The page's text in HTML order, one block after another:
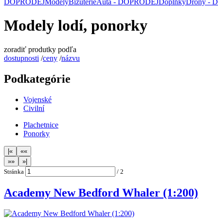
DOPRODEJModelyBižuterieAuta - DOPRODEJDoplňkyDrony -
Modely lodí, ponorky
zoradiť produtky podľa
dostupnosti /ceny /názvu
Podkategórie
Vojenské
Civilní
Plachetnice
Ponorky
Stránka / 2
Academy New Bedford Whaler (1:200)